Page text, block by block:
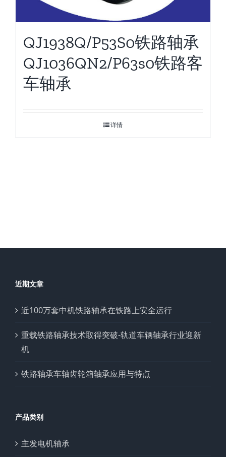
QJ1938Q/P53S0铁路轴承
QJ1036QN2/P63s0铁路客
车轴承
详情
近期文章
近100万套中机铁路轴承在铁路上安全运行
重载铁路轴承技术取得突破-轨道车辆轴承行业迎新
机
铁路轴承车轴齿轮箱轴承应用与特点
产品类别
主发电机轴承